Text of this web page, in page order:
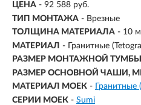
ЦЕНА - 92 588 руб.
ТИП МОНТАЖА - Врезные
ТОЛЩИНА МАТЕРИАЛА - 10
МАТЕРИАЛ - Гранитные
РАЗМЕР МОНТАЖНОЙ
РАЗМЕР ОСНОВНОЙ ЧАШИ,
МАТЕРИАЛ МОЕК - Гранитные
СЕРИИ МОЕК - Sumi